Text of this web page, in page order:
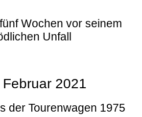
Wochen vor seinem
Unfall
Februar 2021
der Tourenwagen 1975